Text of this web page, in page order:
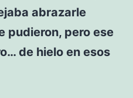
abrazarle
pudieron, pero ese
de hielo en esos